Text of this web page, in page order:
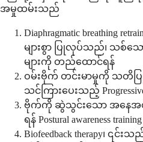
အမှုထမ်းသည်
Diaphragmatic breathing
များစွာ ပြုလုပ်သည်၊ သ
များကို တည်ထောင်ရန်
ဝမ်းဗိုက် တင်းမာမှုကို သတိပ
သင်ကြားပေးသည့် Progressive
ဗိုက်ကို ဆွဲသွင်းသော အနေအထာ
ရန် Postural awareness training
Biofeedback therapy၊ ၎